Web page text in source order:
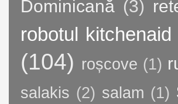
Dominicană (3)
robotul kitchenaid
(104) roșcove (1)
salakis (2) salam (1)